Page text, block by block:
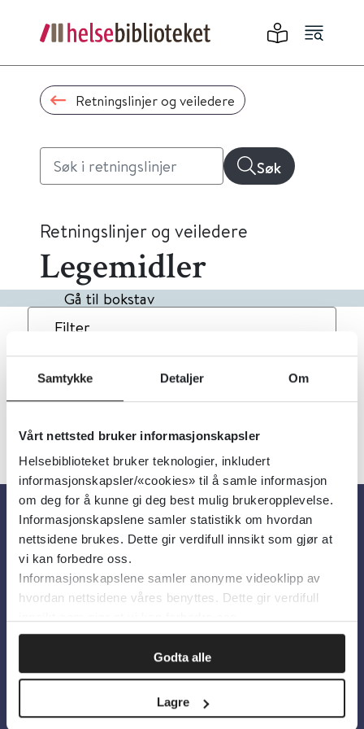
Samtykke Detaljer Om
Vårt nettsted bruker informasjonskapsler
Helsebiblioteket bruker teknologier, inkludert
informasjonskapsler/«cookies» til å samle informasjon
om deg for å kunne gi deg best mulig brukeropplevelse.
Informasjonskapslene samler statistikk om hvordan
nettsidene brukes. Dette gir verdifull innsikt som gjør at
vi kan forbedre oss.
Informasjonskapslene samler anonyme videoklipp av
hvordan nettsidene våres benyttes. Dette gir verdifull
Godta alle
Lagre
Retningslinjer og veiledere
Søk
Retningslinjer og veiledere
Legemidler
Gå til bokstav
Filter
1Treff Dato Alfabetisk
Om oss
Om Helsebiblioteket
Personvern og informasjonskapsler
Tilgjengelighetserklæring
Information in English
Bilder fra Colourbox.com